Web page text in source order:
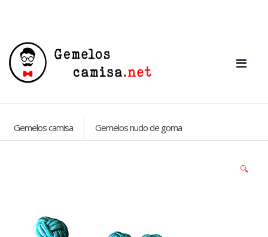
Gemelos camisa Gemelos nudo de goma
🔍